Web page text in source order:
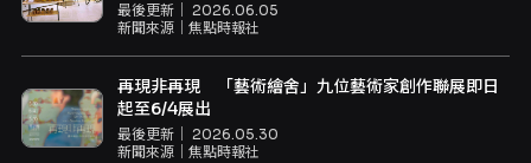
最後更新｜ 2026.06.05
新聞來源｜ 焦點時報社
再現非再現 「藝術繪舍」九位藝術家創作聯展即日
起至6/4展出
最後更新｜ 2026.05.30
新聞來源｜ 焦點時報社